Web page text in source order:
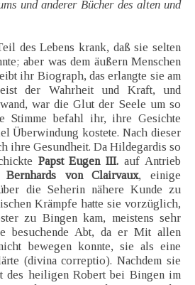
und anderer Bücher des alten und
des Lebens krank, daß sie selten
aber was dem äußern Menschen
ihr Biograph, das erlangte sie am
der Wahrheit und Kraft, und
war die Glut der Seele um so
Stimme befahl ihr, ihre Gesichte
Überwindung kostete. Nach dieser
ihre Gesundheit. Da Hildegardis so
Papst Eugen III. auf Antrieb
Bernhards von Clairvaux, einige
die Seherin nähere Kunde zu
Krämpfe hatte sie vorzüglich,
zu Bingen kam, meistens sehr
besuchende Abt, da er Mit allen
bewegen konnte, sie als eine
(divina correptio). Nachdem sie
des heiligen Robert bei Bingen im